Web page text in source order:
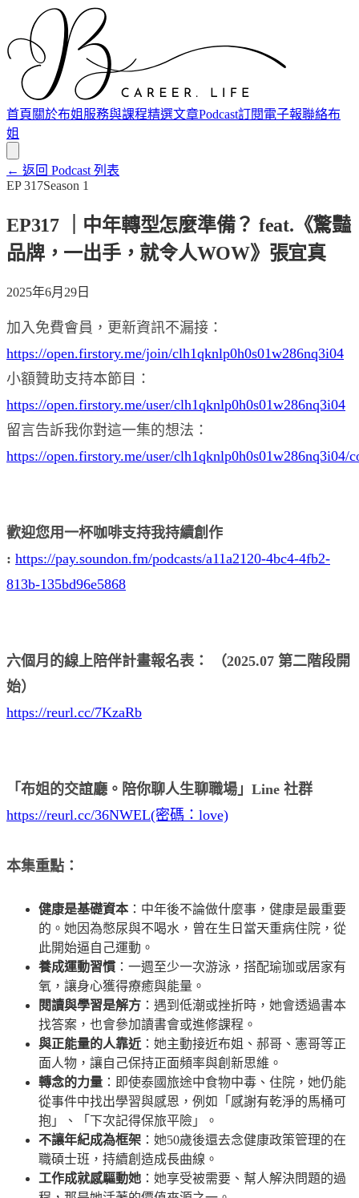
首頁 關於布姐 服務與課程精選文章Podcast訂閱電子報聯絡布
姐
← 返回 Podcast 列表
EP317Season 1
EP317 ｜中年轉型怎麼準備？ feat.《驚豔
品牌，一出手，就令人WOW》張宜真
2025年6月29日
加入免費會員，更新資訊不漏接：
https://open.firstory.me/join/clh1qknlp0h0s01w286nq3i04
小額贊助支持本節目：
https://open.firstory.me/user/clh1qknlp0h0s01w286nq3i04
留言告訴我你對這一集的想法：
https://open.firstory.me/user/clh1qknlp0h0s01w286nq3i04/
歡迎您用一杯咖啡支持我持續創作
: https://pay.soundon.fm/podcasts/a11a2120-4bc4-4fb2-
813b-135bd96e5868
六個月的線上陪伴計畫報名表： （2025.07 第二階段開
始）
https://reurl.cc/7KzaRb
「布姐的交誼廳。陪你聊人生聊職場」Line 社群
https://reurl.cc/36NWEL(密碼：love)
本集重點：
健康是基礎資本 ：中年後不論做什麼事，健康是最重要
的。她因為憋尿與不喝水，曾在生日當天重病住院，從
此開始逼自己運動。
養成運動習慣 ：一週至少一次游泳，搭配瑜珈或居家有
氧，讓身心獲得療癒與能量。
閱讀與學習是解方 ：遇到低潮或挫折時，她會透過書本
找答案，也會參加讀書會或進修課程。
與正能量的人靠近 ：她主動接近布姐、郝哥、憲哥等正
面人物，讓自己保持正面頻率與創新思維。
轉念的力量 ：即使泰國旅途中食物中毒、住院，她仍能
從事件中找出學習與感恩，例如「感謝有乾淨的馬桶可
抱」、「下次記得保旅平險」。
不讓年紀成為框架 ：她50歲後還去念健康政策管理的在
職碩士班，持續創造成長曲線。
工作成就感驅動她 ：她享受被需要、幫人解決問題的過